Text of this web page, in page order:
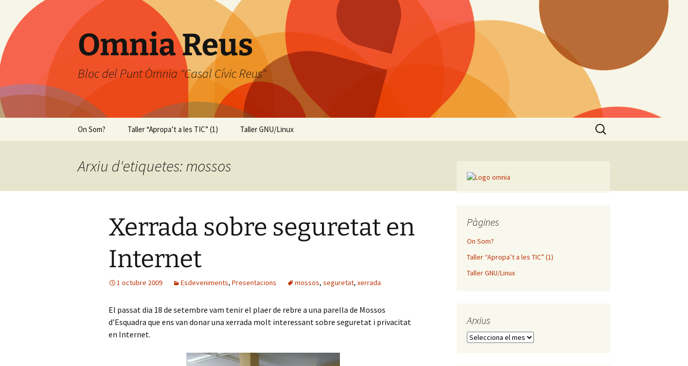
Omnia Reus
Bloc del Punt Òmnia "Casal Cívic Reus"
On Som? Taller “Apropa’t a les TIC” (1) Taller GNU/Linux
Cerca:
Arxiu d'etiquetes: mossos
Xerrada sobre seguretat en
Internet
1 octubre 2009 Esdeveniments, Presentacions mossos, seguretat, xerrada
El passat dia 18 de setembre vam tenir el plaer de rebre a una parella de Mossos
d’Esquadra que ens van donar una xerrada molt interessant sobre seguretat i privacitat
en Internet.
Pàgines
On Som?
Taller “Apropa’t a les TIC” (1)
Taller GNU/Linux
Arxius
Arxius